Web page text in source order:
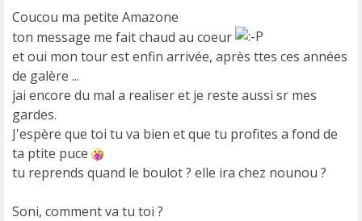
a
g
e
n
o
n
l
u
Coucou ma petite Amazone
ton message me fait chaud au coeur
et oui mon tour est enfin arrivée, après ttes ces années
de galère ...
jai encore du mal a realiser et je reste aussi sr mes
gardes.
J'espère que toi tu va bien et que tu profites a fond de
ta ptite puce
tu reprends quand le boulot ? elle ira chez nounou ?
Soni, comment va tu toi ?